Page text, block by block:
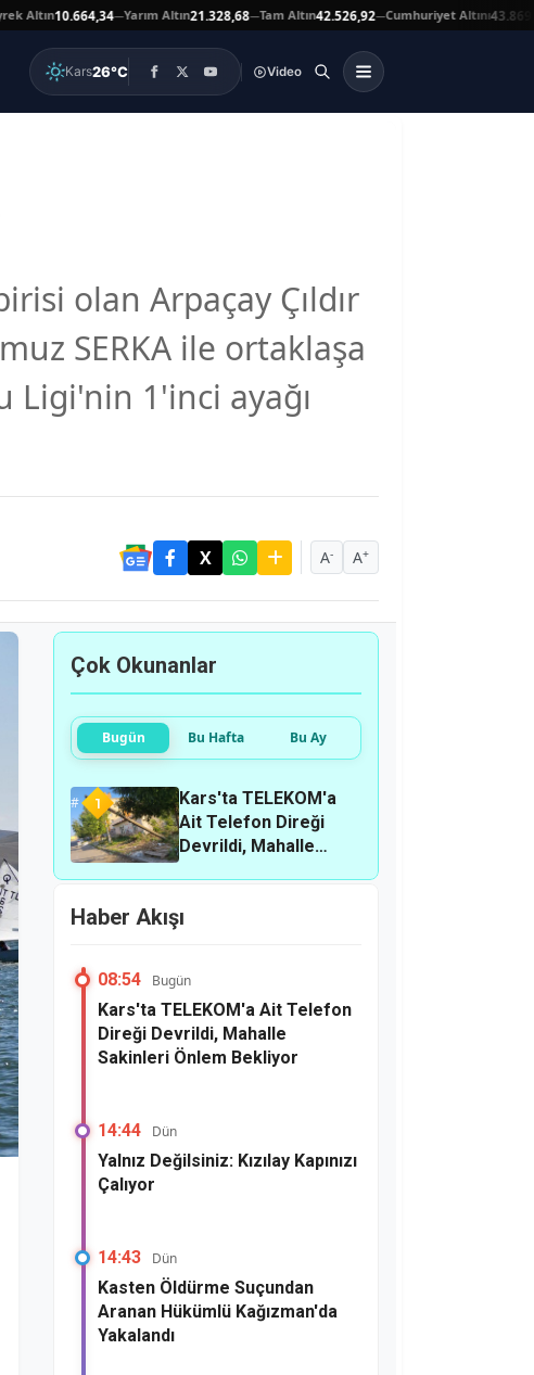
10.664,34—Yarım Altın21.328,68—Tam Altın42.526,92—Cumhuriyet Altını43.869,00▲
Kars26°C Video
olan Arpaçay Çıldır
SERKA ile ortaklaşa
Ligi'nin 1'inci ayağı
A- A+
Çok Okunanlar
Bugün Bu Hafta Bu Ay
1
Kars'ta TELEKOM'a
Ait Telefon Direği
Devrildi, Mahalle
Haber Akışı
08:54 Bugün
Kars'ta TELEKOM'a Ait Telefon
Direği Devrildi, Mahalle
Sakinleri Önlem Bekliyor
14:44 Dün
Yalnız Değilsiniz: Kızılay Kapınızı
Çalıyor
14:43 Dün
Kasten Öldürme Suçundan
Aranan Hükümlü Kağızman'da
Yakalandı